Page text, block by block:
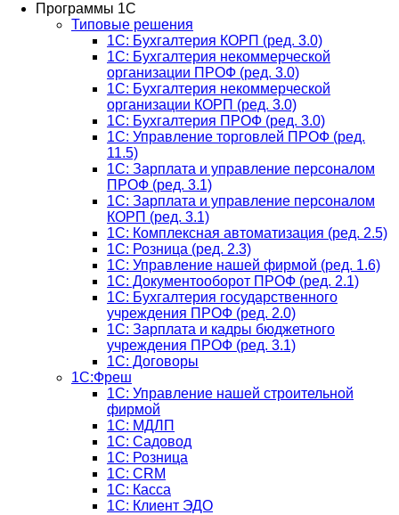
Программы 1С
Типовые решения
1C: Бухгалтерия КОРП (ред. 3.0)
1С: Бухгалтерия некоммерческой
организации ПРОФ (ред. 3.0)
1С: Бухгалтерия некоммерческой
организации КОРП (ред. 3.0)
1C: Бухгалтерия ПРОФ (ред. 3.0)
1C: Управление торговлей ПРОФ (ред.
11.5)
1C: Зарплата и управление персоналом
ПРОФ (ред. 3.1)
1C: Зарплата и управление персоналом
КОРП (ред. 3.1)
1C: Комплексная автоматизация (ред. 2.5)
1С: Розница (ред. 2.3)
1С: Управление нашей фирмой (ред. 1.6)
1С: Документооборот ПРОФ (ред. 2.1)
1C: Бухгалтерия государственного
учреждения ПРОФ (ред. 2.0)
1C: Зарплата и кадры бюджетного
учреждения ПРОФ (ред. 3.1)
1С: Договоры
1С:Фреш
1С: Управление нашей строительной
фирмой
1С: МДЛП
1С: Садовод
1С: Розница
1C: CRM
1C: Касса
1С: Клиент ЭДО